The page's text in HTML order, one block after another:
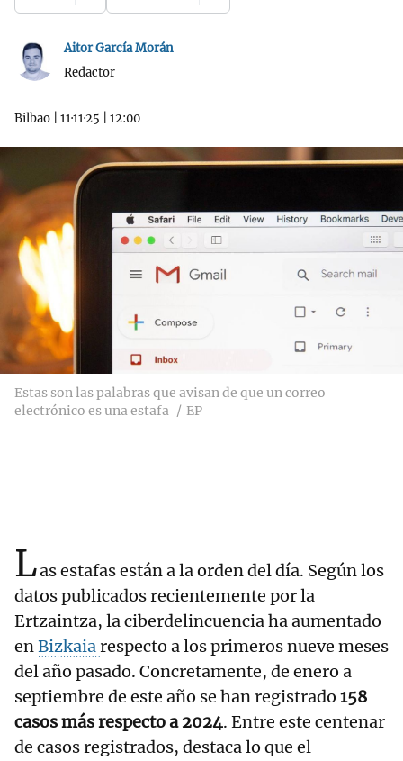
Aitor García Morán
Redactor
Bilbao 11·11·25 12:00
Estas son las palabras que avisan de que un correo
electrónico es una estafa
EP
Las estafas están a la orden del día. Según los
datos publicados recientemente por la
Ertzaintza, la ciberdelincuencia ha aumentado
enBizkaiarespecto a los primeros nueve meses
del año pasado. Concretamente, de enero a
septiembre de este año se han registrado 158
casos más respecto a 2024. Entre este centenar
de casos registrados, destaca lo que el